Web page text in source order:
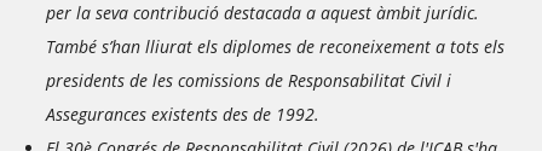
per la seva contribució destacada a aquest àmbit jurídic.
També s’han lliurat els diplomes de reconeixement a tots els
presidents de les comissions de Responsabilitat Civil i
Assegurances existents des de 1992.